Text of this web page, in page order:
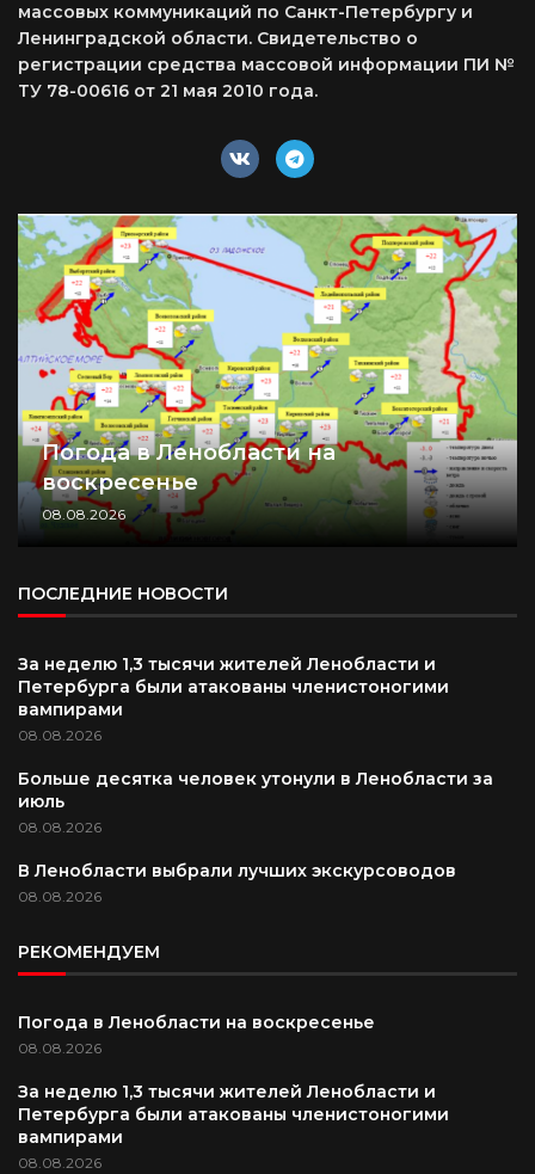
массовых коммуникаций по Санкт-Петербургу и
Ленинградской области. Свидетельство о
регистрации средства массовой информации ПИ №
ТУ 78-00616 от 21 мая 2010 года.
Погода в Ленобласти на
воскресенье
08.08.2026
ПОСЛЕДНИЕ НОВОСТИ
За неделю 1,3 тысячи жителей Ленобласти и
Петербурга были атакованы членистоногими
вампирами
08.08.2026
Больше десятка человек утонули в Ленобласти за
июль
08.08.2026
В Ленобласти выбрали лучших экскурсоводов
08.08.2026
РЕКОМЕНДУЕМ
Погода в Ленобласти на воскресенье
08.08.2026
За неделю 1,3 тысячи жителей Ленобласти и
Петербурга были атакованы членистоногими
вампирами
08.08.2026